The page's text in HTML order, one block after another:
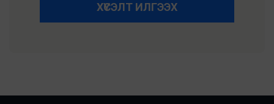
ХҮСЭЛТ ИЛГЭЭХ